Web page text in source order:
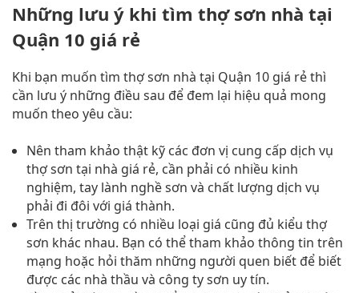
Những lưu ý khi tìm thợ sơn nhà tại
Quận 10 giá rẻ
Khi bạn muốn tìm thợ sơn nhà tại Quận 10 giá rẻ thì
cần lưu ý những điều sau để đem lại hiệu quả mong
muốn theo yêu cầu:
Nên tham khảo thật kỹ các đơn vị cung cấp dịch vụ
thợ sơn tại nhà giá rẻ, cần phải có nhiều kinh
nghiệm, tay lành nghề sơn và chất lượng dịch vụ
phải đi đôi với giá thành.
Trên thị trường có nhiều loại giá cũng đủ kiểu thợ
sơn khác nhau. Bạn có thể tham khảo thông tin trên
mạng hoặc hỏi thăm những người quen biết để biết
được các nhà thầu và công ty sơn uy tín.